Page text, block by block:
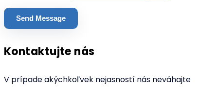
Kontaktujte nás
V prípade akýchkoľvek nejasností nás neváhajte